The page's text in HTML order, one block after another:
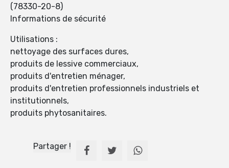
(78330-20-8)
Informations de sécurité
Utilisations :
nettoyage des surfaces dures,
produits de lessive commerciaux,
produits d'entretien ménager,
produits d'entretien professionnels industriels et
institutionnels,
produits phytosanitaires.
Partager !